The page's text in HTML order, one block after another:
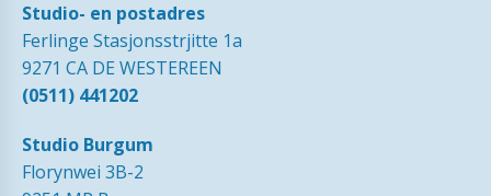
Studio- en postadres
Ferlinge Stasjonsstrjitte 1a
9271 CA DE WESTEREEN
(0511) 441202
Studio Burgum
Florynwei 3B-2